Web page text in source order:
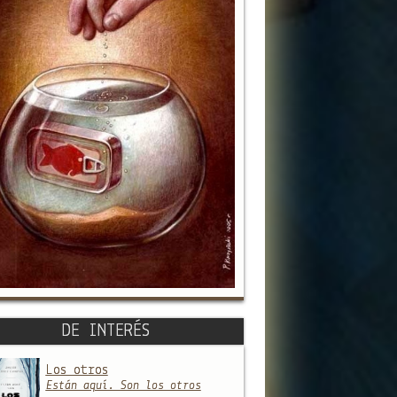
x españoles
DE INTERÉS
Los otros
Están aquí. Son los otros